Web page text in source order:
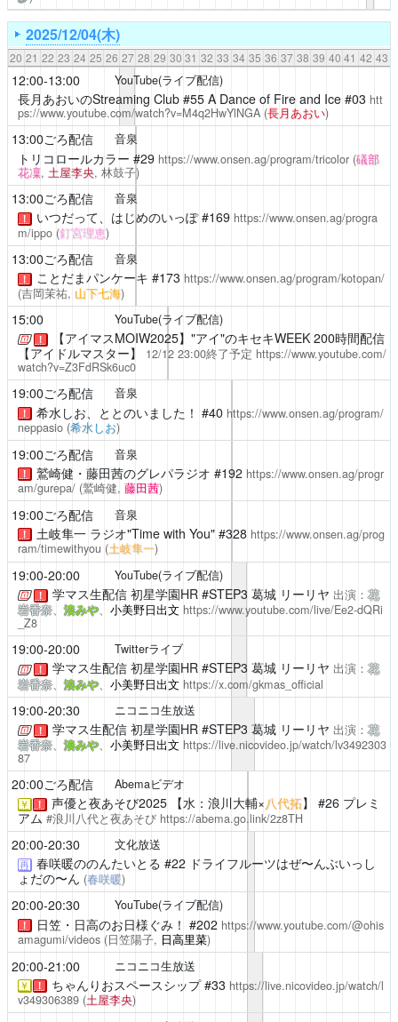
2025/12/04(木)
20 21 22 23 24 25 26 27 28 29 30 31 32 33 34 35 36 37 38 39 40 41 42 43
12:00-13:00 YouTube(ライブ配信)
長月あおいのStreaming Club#55 A Dance of Fire and Ice #03 htt
ps://www.youtube.com/watch?v=M4q2HwYlNGA (長月あおい)
13:00ごろ配信 音泉
トリコロールカラー #29 https://www.onsen.ag/program/tricolor (礒部
花凜, 土屋李央, 林鼓子)
13:00ごろ配信 音泉
！ いつだって、はじめのいっぽ#169 https://www.onsen.ag/progra
m/ippo (釘宮理恵)
13:00ごろ配信 音泉
！ ことだまパンケーキ #173 https://www.onsen.ag/program/kotopan/
(吉岡茉祐, 山下七海)
15:00 YouTube(ライブ配信)
！
【アイマスMOIW2025】"アイ"のキセキWEEK 200時間配信
【アイドルマスター】
12/12 23:00終了予定 https://www.youtube.com/
watch?v=Z3FdRSk6uc0
19:00ごろ配信 音泉
！ 希水しお、ととのいました！ #40 https://www.onsen.ag/program/
neppasio (希水しお)
19:00ごろ配信 音泉
！ 鷲崎健・藤田茜のグレパラジオ #192 https://www.onsen.ag/progr
am/gurepa/ (鷲崎健, 藤田茜)
19:00ごろ配信 音泉
！ 土岐隼一 ラジオ"Time with You"#328 https://www.onsen.ag/prog
ram/timewithyou (土岐隼一)
19:00-20:00 YouTube(ライブ配信)
！ 学マス生配信初星学園HR #STEP3 葛城 リーリヤ 出演：花
岩香奈、湊みや、 小美野日出文 https://www.youtube.com/live/Ee2-dQRi
_Z8
19:00-20:00 Twitterライブ
！ 学マス生配信初星学園HR #STEP3 葛城 リーリヤ 出演：花
岩香奈、湊みや、 小美野日出文 https://x.com/gkmas_official
19:00-20:30 ニコニコ生放送
！ 学マス生配信初星学園HR #STEP3 葛城 リーリヤ 出演：花
岩香奈、湊みや、 小美野日出文 https://live.nicovideo.jp/watch/lv3492303
87
20:00ごろ配信 Abemaビデオ
￥ ！ 声優と夜あそび2025【水：浪川大輔×八代拓】 #26 プレミ
アム #浪川八代と夜あそび https://abema.go.link/2z8TH
20:00-20:30 文化放送
再 春咲暖ののんたいとる #22 ドライフルーツはぜ〜んぶいっし
ょだの〜ん (春咲暖)
20:00-20:30 YouTube(ライブ配信)
！ 日笠・日高のお日様ぐみ！ #202 https://www.youtube.com/@ohis
amagumi/videos (日笠陽子, 日高里菜)
20:00-21:00 ニコニコ生放送
￥ ！ ちゃんりおスペースシップ#33 https://live.nicovideo.jp/watch/l
v349306389 (土屋李央)